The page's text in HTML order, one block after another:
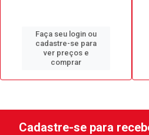
Faça seu login ou
cadastre-se para
ver preços e
comprar
Cadastre-se para